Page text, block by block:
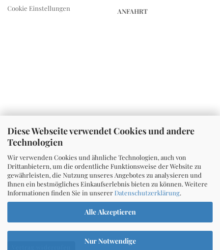
Diese Webseite verwendet Cookies und andere
Technologien
Wir verwenden Cookies und ähnliche Technologien, auch von
Drittanbietern, um die ordentliche Funktionsweise der Website zu
gewährleisten, die Nutzung unseres Angebotes zu analysieren und
Ihnen ein bestmögliches Einkaufserlebnis bieten zu können. Weitere
Informationen finden Sie in unserer Datenschutzerklärung.
Alle Akzeptieren
Nur Notwendige
Cookie Einstellungen
ANFAHRT